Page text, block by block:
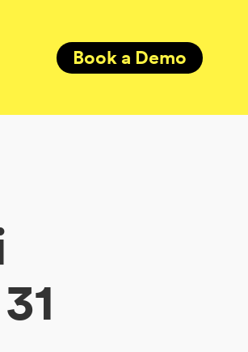
Book a Demo